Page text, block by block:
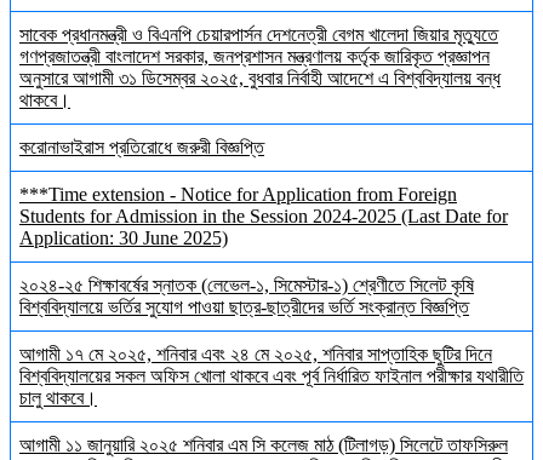
সাবেক প্রধানমন্ত্রী ও বিএনপি চেয়ারপার্সন দেশনেত্রী বেগম খালেদা জিয়ার মৃত্যুতে
গণপ্রজাতন্ত্রী বাংলাদেশ সরকার, জনপ্রশাসন মন্ত্রণালয় কর্তৃক জারিকৃত প্রজ্ঞাপন
অনুসারে আগামী ৩১ ডিসেম্বর ২০২৫, বুধবার নির্বাহী আদেশে এ বিশ্ববিদ্যালয় বন্ধ
থাকবে।
করোনাভাইরাস প্রতিরোধে জরুরী বিজ্ঞপ্তি
***Time extension - Notice for Application from Foreign
Students for Admission in the Session 2024-2025 (Last Date for
Application: 30 June 2025)
২০২৪-২৫ শিক্ষাবর্ষের স্নাতক (লেভেল-১, সিমেস্টার-১) শ্রেণীতে সিলেট কৃষি
বিশ্ববিদ্যালয়ে ভর্তির সুযোগ পাওয়া ছাত্র-ছাত্রীদের ভর্তি সংক্রান্ত বিজ্ঞপ্তি
আগামী ১৭ মে ২০২৫, শনিবার এবং ২৪ মে ২০২৫, শনিবার সাপ্তাহিক ছুটির দিনে
বিশ্ববিদ্যালয়ের সকল অফিস খোলা থাকবে এবং পূর্ব নির্ধারিত ফাইনাল পরীক্ষার যথারীতি
চালু থাকবে।
আগামী ১১ জানুয়ারি ২০২৫ শনিবার এম সি কলেজ মাঠ (টিলাগড়) সিলেটে তাফসিরুল